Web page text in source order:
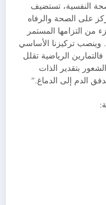
النفسية، تستضيف
على الصحة والرفاه
من التزامها المستمر
وينصب تركيزنا الأساسي
الرياضية تقلل
بتقدير الذات
الدم إلى الدماغ.”